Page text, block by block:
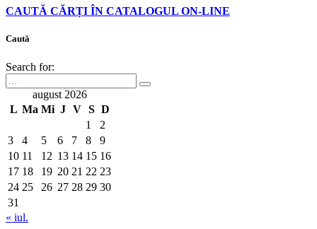
CAUTĂ CĂRȚI ÎN CATALOGUL ON-LINE
Caută
Search for:
august 2026
L Ma Mi J V S D
1
2
3
4 5 6 7 8
9
10 11 12 13 14 15 16
17 18 19 20 21 22 23
24 25 26 27 28 29 30
31
« iul.